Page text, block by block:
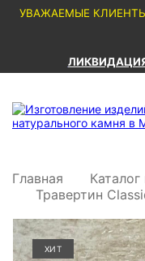
УВАЖАЕМЫЕ
Главная
Травертин
ХИТ